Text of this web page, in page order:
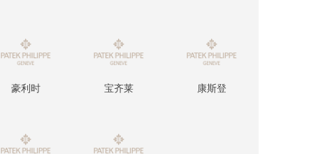
豪利时 宝齐莱 康斯登